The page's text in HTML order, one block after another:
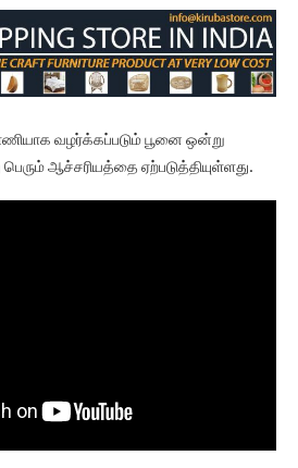
வழர்க்கப்படும் பூனை ஒன்று
ஆச்சரியத்தை ஏற்படுத்தியுள்ளது.